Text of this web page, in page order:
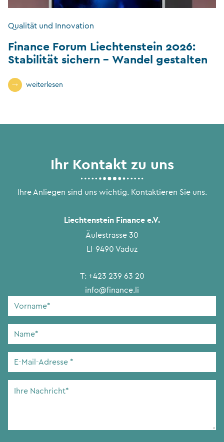
Qualität und Innovation
Finance Forum Liechtenstein 2026:
Stabilität sichern – Wandel gestalten
weiterlesen
Ihr Kontakt zu uns
Ihre Anliegen sind uns wichtig. Kontaktieren Sie uns.
Liechtenstein Finance e.V.
Äulestrasse 30
LI-9490 Vaduz
T: +423 239 63 20
info@finance.li
Vorname
Name
E-
Adresse*